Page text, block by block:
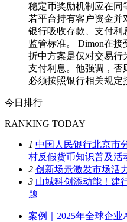
稳定币奖励机制应在同
若平台持有客户资金并
银行吸收存款、支付利
监管标准。 Dimon在
折中方案是仅对交易行
支付利息。他强调，否
必须按照银行相关规定
今日排行
RANKING TODAY
1 中国人民银行北京市
村反假货币知识普及活
2 创新场景激发市场活
3 山城科创添动能！建
题
案例｜2025年全球企